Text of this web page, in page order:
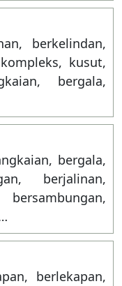
berkelindan,
kusut,
bergala,
bergala,
berjalinan,
berlekapan,